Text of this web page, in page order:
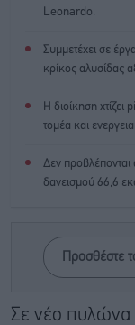
Leonardo.
Συμμετέχει σε
κρίκος αλυσίδας
Η διοίκηση
τομέα και
Δεν προβλέπονται
δανεισμού 66,6
Προσθέστε
Σε νέο πυλώνα